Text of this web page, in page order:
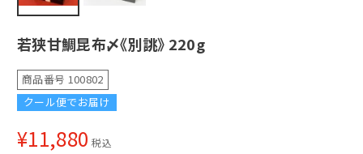
若狭甘鯛昆布〆《別誂》 220g
商品番号 100802
クール便でお届け
¥11,880 税込